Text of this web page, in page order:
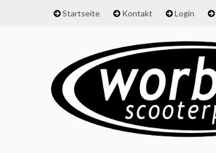
Startseite Kontakt Login